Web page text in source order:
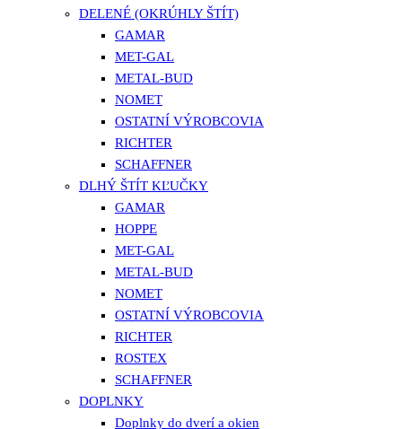
DELENÉ (OKRÚHLY ŠTÍT)
GAMAR
MET-GAL
METAL-BUD
NOMET
OSTATNÍ VÝROBCOVIA
RICHTER
SCHAFFNER
DLHÝ ŠTÍT KĽUČKY
GAMAR
HOPPE
MET-GAL
METAL-BUD
NOMET
OSTATNÍ VÝROBCOVIA
RICHTER
ROSTEX
SCHAFFNER
DOPLNKY
Doplnky do dverí a okien